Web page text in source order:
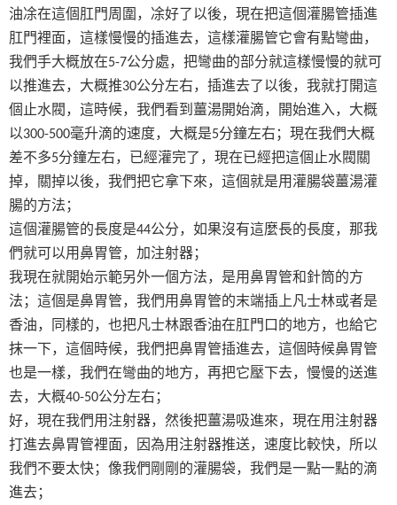
油凃在這個肛門周圍，凃好了以後，現在把這個灌腸管插進
肛門裡面，這樣慢慢的插進去，這樣灌腸管它會有點彎曲，
我們手大概放在5-7公分處，把彎曲的部分就這樣慢慢的就可
以推進去，大概推30公分左右，插進去了以後，我就打開這
個止水閥，這時候，我們看到薑湯開始滴，開始進入，大概
以300-500毫升滴的速度，大概是5分鐘左右；現在我們大概
差不多5分鐘左右，已經灌完了，現在已經把這個止水閥關
掉，關掉以後，我們把它拿下來，這個就是用灌腸袋薑湯灌
腸的方法；
這個灌腸管的長度是44公分，如果沒有這麼長的長度，那我
們就可以用鼻胃管，加注射器；
我現在就開始示範另外一個方法，是用鼻胃管和針筒的方
法；這個是鼻胃管，我們用鼻胃管的末端插上凡士林或者是
香油，同樣的，也把凡士林跟香油在肛門口的地方，也給它
抹一下，這個時候，我們把鼻胃管插進去，這個時候鼻胃管
也是一樣，我們在彎曲的地方，再把它壓下去，慢慢的送進
去，大概40-50公分左右；
好，現在我們用注射器，然後把薑湯吸進來，現在用注射器
打進去鼻胃管裡面，因為用注射器推送，速度比較快，所以
我們不要太快；像我們剛剛的灌腸袋，我們是一點一點的滴
進去；